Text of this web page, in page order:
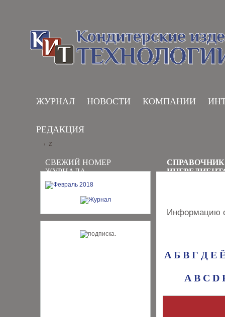
ЖУРНАЛ НОВОСТИ КОМПАНИИ
РЕДАКЦИЯ
СВЕЖИЙ НОМЕР
ЖУРНАЛА
› Z
Информацию
А Б В Г Д Е
A B C D